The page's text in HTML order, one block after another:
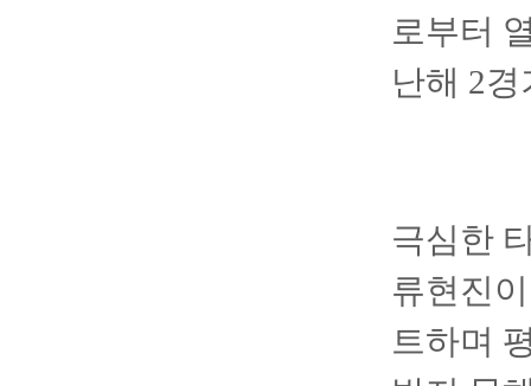
로부터
난해 2
극심한
류현진
트하며